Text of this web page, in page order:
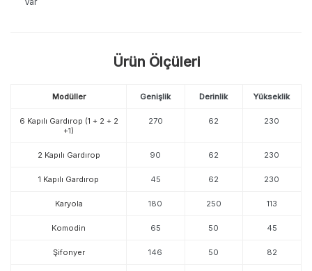
Ürün Ölçüleri
Modüller Genişlik Derinlik Yükseklik
6 Kapılı Gardırop (1 + 2 + 2
+1)
270 62 230
2 Kapılı Gardırop 90 62 230
1 Kapılı Gardırop 45 62 230
Karyola 180 250 113
Komodin 65 50 45
Şifonyer 146 50 82